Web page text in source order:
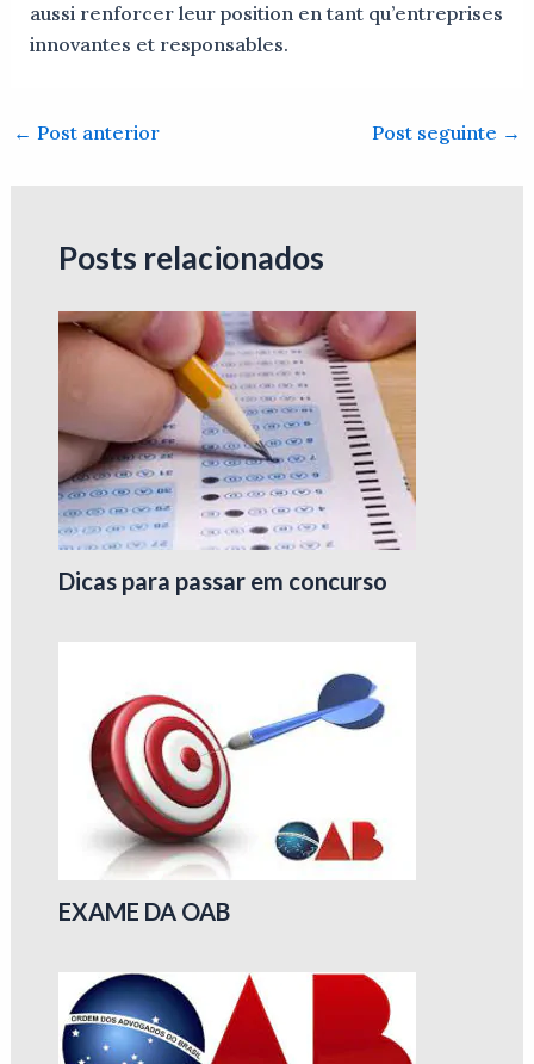
aussi renforcer leur position en tant qu’entreprises
innovantes et responsables.
← Post anterior Post seguinte →
Posts relacionados
Dicas para passar em concurso
EXAME DA OAB